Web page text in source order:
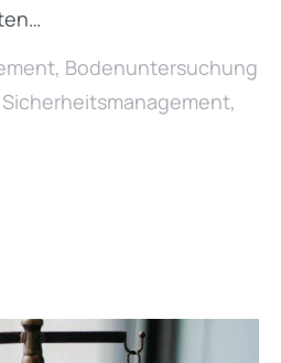
, Bodenuntersuchung
Sicherheitsmanagement,